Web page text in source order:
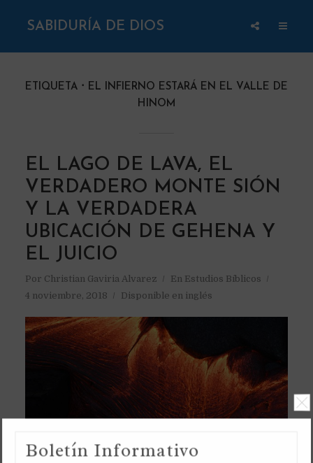
SABIDURÍA DE DIOS
ETIQUETA
EL INFIERNO ESTARÁ EN EL VALLE DE
HINOM
EL LAGO DE LAVA, EL
VERDADERO MONTE SIÓN
Y LA VERDADERA
UBICACIÓN DE GEHENA Y
EL JUICIO
Por Christian Gaviria Alvarez En Estudios Bíblicos
4 noviembre, 2018
Disponible en inglés
Boletín Informativo